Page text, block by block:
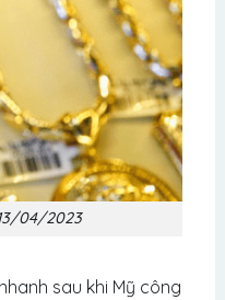
04/2023
sau khi Mỹ công